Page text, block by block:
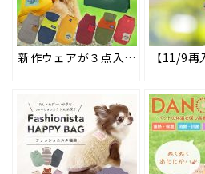
新作ウェアが３点入りで2,750円★とってもお得なiDogのスポーツMIX福袋が販売開始 #103